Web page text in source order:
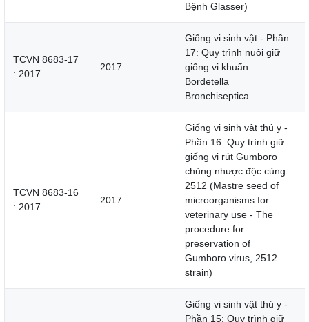
Bệnh Glasser)
TCVN 8683-17
: 2017
2017
Giống vi sinh vật - Phần
17: Quy trình nuôi giữ
giống vi khuẩn
Bordetella
Bronchiseptica
TCVN 8683-16
: 2017
2017
Giống vi sinh vật thú y -
Phần 16: Quy trình giữ
giống vi rút Gumboro
chủng nhược độc củng
2512 (Mastre seed of
microorganisms for
veterinary use - The
procedure for
preservation of
Gumboro virus, 2512
strain)
Giống vi sinh vật thú y -
Phần 15: Quy trình giữ